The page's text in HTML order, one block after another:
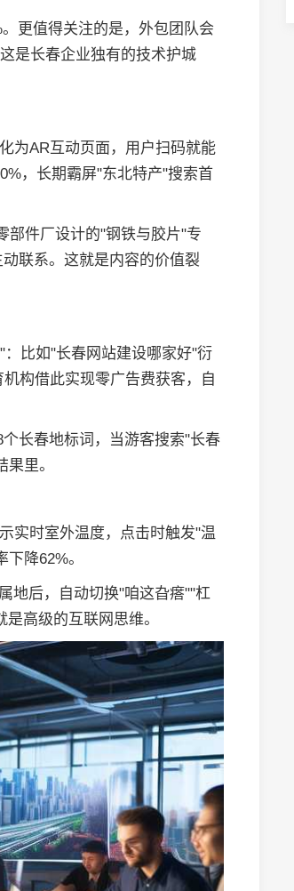
更值得关注的是，外包团队会
是长春企业独有的技术护城
为AR互动页面，用户扫码就能
，长期霸屏"东北特产"搜索首
部件厂设计的"钢铁与胶片"专
联系。这就是内容的价值裂
比如"长春网站建设哪家好"衍
构借此实现零广告费获客，自
长春地标词，当游客搜索"长春
里。
实时室外温度，点击时触发"温
降62%。
地后，自动切换"咱这旮瘩""杠
高级的互联网思维。